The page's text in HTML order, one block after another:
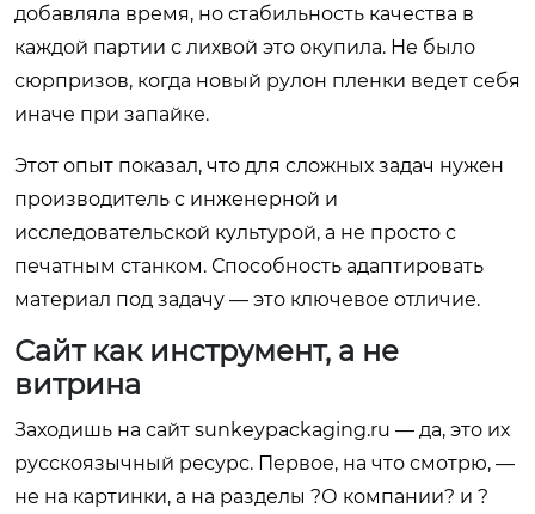
добавляла время, но стабильность качества в
каждой партии с лихвой это окупила. Не было
сюрпризов, когда новый рулон пленки ведет себя
иначе при запайке.
Этот опыт показал, что для сложных задач нужен
производитель с инженерной и
исследовательской культурой, а не просто с
печатным станком. Способность адаптировать
материал под задачу — это ключевое отличие.
Сайт как инструмент, а не
витрина
Заходишь на сайт sunkeypackaging.ru — да, это их
русскоязычный ресурс. Первое, на что смотрю, —
не на картинки, а на разделы ?О компании? и ?